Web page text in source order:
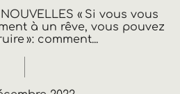
NOUVELLES « Si vous vous
à un rêve, vous pouvez
»: comment...